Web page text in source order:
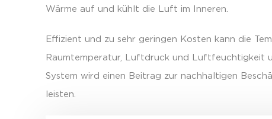
Wärme auf und kühlt die Luft im Inneren.
Effizient und zu sehr geringen Kosten kann die
Raumtemperatur, Luftdruck und Luftfeuchtigkeit
System wird einen Beitrag zur nachhaltigen
leisten.